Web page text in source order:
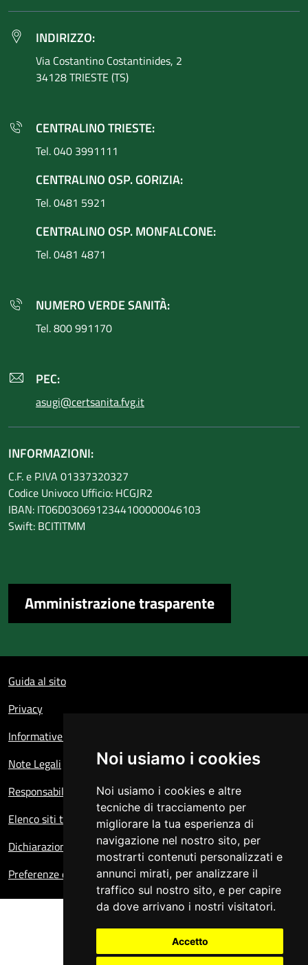
Noi usiamo i cookies
Noi usiamo i cookies e altre
tecniche di tracciamento per
migliorare la tua esperienza di
navigazione nel nostro sito, per
mostrarti contenuti personalizzati e
annunci mirati, per analizzare il
traffico sul nostro sito, e per capire
da dove arrivano i nostri visitatori.
Accetto
INDIRIZZO:
Via Costantino Costantinides, 2
34128 TRIESTE (TS)
CENTRALINO TRIESTE:
Tel. 040 3991111
CENTRALINO OSP. GORIZIA:
Tel. 0481 5921
CENTRALINO OSP. MONFALCONE:
Tel. 0481 4871
NUMERO VERDE SANITÀ:
Tel. 800 991170
PEC:
asugi@certsanita.fvg.it
INFORMAZIONI:
C.F. e P.IVA 01337320327
Codice Univoco Ufficio: HCGJR2
IBAN: IT06D0306912344100000046103
Swift: BCITITMM
Amministrazione trasparente
Guida al sito
Privacy
Informative sul trattamento dei dati personali
Note Legali
Responsabile del sito
Elenco siti tematici
Dichiarazione di accessibilità
Preferenze cookie